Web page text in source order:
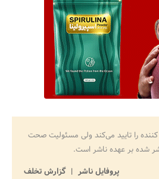
را تایید می‌کند ولی مسئولیت صحت
شده بر عهده ناشر است.
پروفایل ناشر
گزارش تخلف